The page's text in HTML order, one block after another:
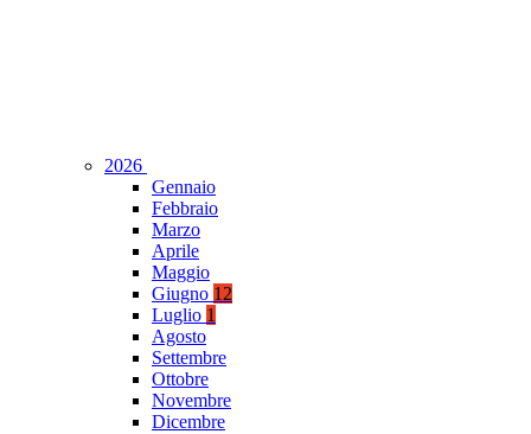
2026
Gennaio
Febbraio
Marzo
Aprile
Maggio
Giugno 12
Luglio 1
Agosto
Settembre
Ottobre
Novembre
Dicembre